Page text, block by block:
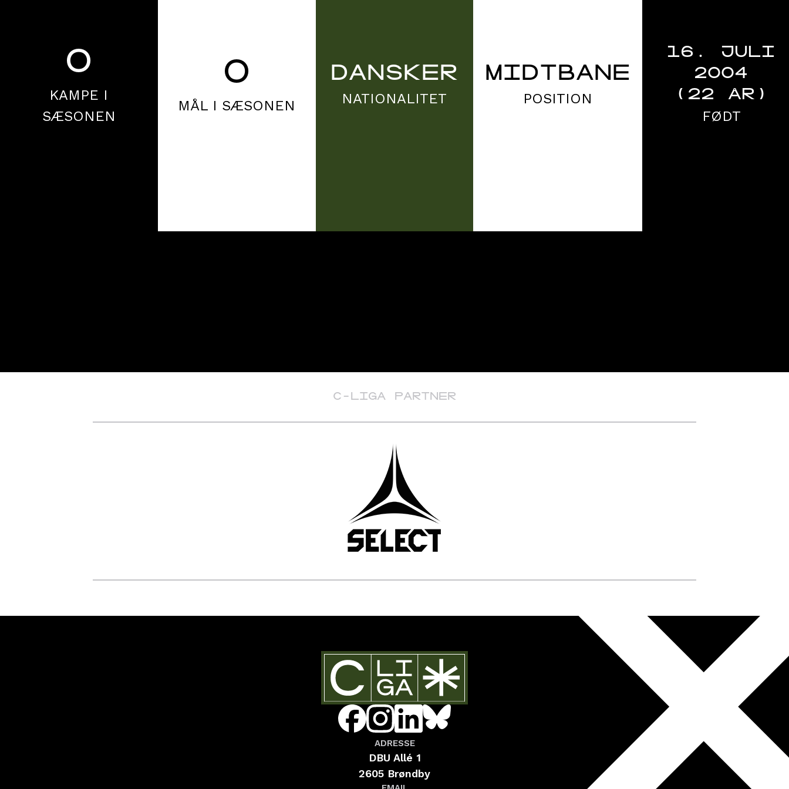
0
KAMPE I
SÆSONEN
0
MÅL I SÆSONEN
DANSKER
NATIONALITET
MIDTBANE
POSITION
16. JULI
2004
(22 ÅR)
FØDT
C-LIGA PARTNER
ADRESSE
DBU Allé 1
2605 Brøndby